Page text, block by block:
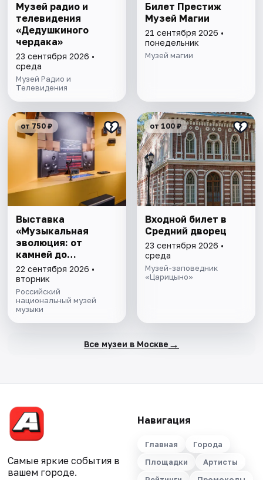
Музей радио и
телевидения
«Дедушкиного
чердака»
23 сентября 2026 •
среда
Музей Радио и
Телевидения
Билет Престиж
Музей Магии
21 сентября 2026 •
понедельник
Музей магии
от 750 ₽
Выставка
«Музыкальная
эволюция: от
камней до
нейросети»
22 сентября 2026 •
вторник
Российский
национальный музей
музыки
от 100 ₽
Входной билет в
Средний дворец
23 сентября 2026 •
среда
Музей-заповедник
«Царицыно»
Все музеи в Москве →
Самые яркие события в
вашем городе.
Навигация
Главная
Города
Площадки
Артисты